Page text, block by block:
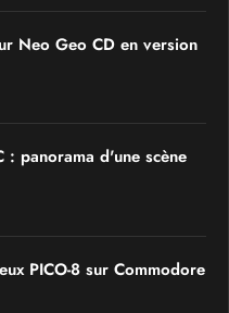
Neo Geo CD en version
: panorama d'une scène
PICO-8 sur Commodore